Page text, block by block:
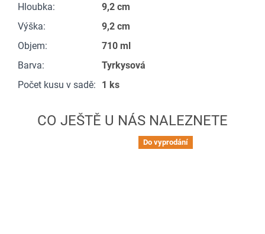
Hloubka:
9,2 cm
Výška:
9,2 cm
Objem:
710 ml
Barva:
Tyrkysová
Počet kusu v sadě: 1 ks
Do vyprodání